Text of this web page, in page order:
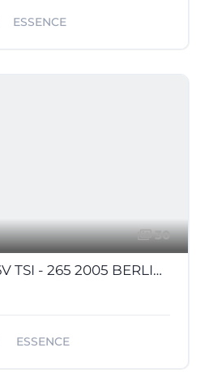
ESSENCE
30
SEAT LEON 2.0 16V TSI - 265 2005 BERLINE Cupra R PHASE 2
ESSENCE